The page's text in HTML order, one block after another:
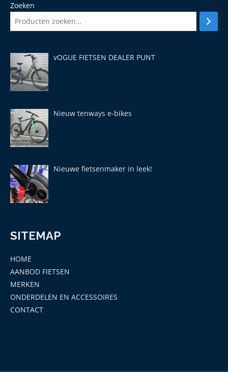
Zoeken
vOGUE FIETSEN DEALER PUNT
Nieuw tenways e-bikes
Nieuwe fietsenmaker in leek!
SITEMAP
HOME
AANBOD FIETSEN
MERKEN
ONDERDELEN EN ACCESSOIRES
CONTACT